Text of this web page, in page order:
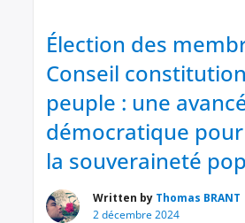
Élection des
Conseil
peuple : une
démocratique
la souveraineté
Written by Thomas BRANT
2 décembre 2024